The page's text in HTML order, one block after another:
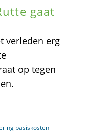
gaat
verleden erg
op tegen
basiskosten